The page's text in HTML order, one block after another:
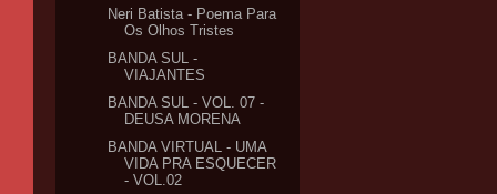
Neri Batista - Poema Para
Os Olhos Tristes
BANDA SUL -
VIAJANTES
BANDA SUL - VOL. 07 -
DEUSA MORENA
BANDA VIRTUAL - UMA
VIDA PRA ESQUECER
- VOL.02